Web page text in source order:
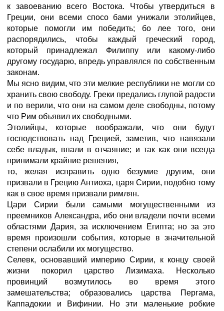
к завоеванию всего Востока. Чтобы утвердиться в
Греции, они всеми спосо бами унижали этолийцев,
которые помогли им победить; бо лее того, они
распорядились, чтобы каждый греческий город,
который принадлежал Филиппу или какому-либо
другому государю, впредь управлялся по собственным
законам.
Мы ясно видим, что эти мелкие республики не могли со
хранить свою свободу. Греки предались глупой радости
и по верили, что они на самом деле свободны, потому
что Рим объявил их свободными.
Этолийцы, которые воображали, что они будут
господствовать над Грецией, заметив, что навязали
себе владык, впали в отчаяние; и так как они всегда
принимали крайние решения,
то, желая исправить одно безумие другим, они
призвали в Грецию Антиоха, царя Сирии, подобно тому
как в свое время призвали римлян.
Цари Сирии были самыми могущественными из
преемников Александра, ибо они владели почти всеми
областями Дария, за исключением Египта; но за это
время произошли события, которые в значительной
степени ослабили их могущество.
Селевк, основавший империю Сирии, к концу своей
жизни покорил царство Лизимаха. Несколько
провинций возмутилось во время этого
замешательства; образовались царства Пергама,
Каппадокии и Вифинии. Но эти маленькие робкие